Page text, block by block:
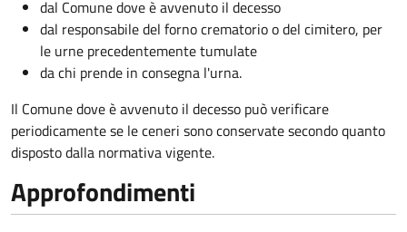
dal Comune dove è avvenuto il decesso
dal responsabile del forno crematorio o del cimitero, per
le urne precedentemente tumulate
da chi prende in consegna l'urna.
Il Comune dove è avvenuto il decesso può verificare
periodicamente se le ceneri sono conservate secondo quanto
disposto dalla normativa vigente.
Approfondimenti